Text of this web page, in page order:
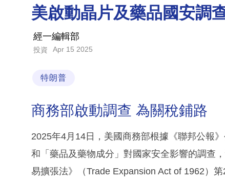
美啟動晶片及藥品國安調
經一編輯部
投資 Apr 15 2025
特朗普
商務部啟動調查 為關稅鋪路
2025年4月14日，美國商務部根據《聯邦公報
和「藥品及藥物成分」對國家安全影響的調查
易擴張法》（Trade Expansion Act of 1962）